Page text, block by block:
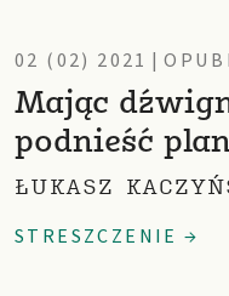
02 (02) 2021 |
Mając
podnieść
ŁUKASZ
STRESZCZENIE →